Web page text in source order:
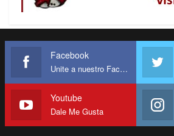
Facebook
Unite a nuestro Facebook
Youtube
Dale Me Gusta